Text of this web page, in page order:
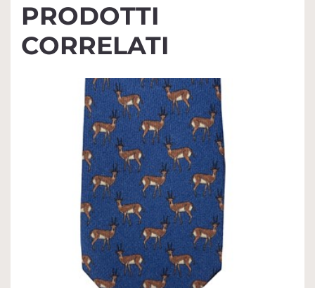
PRODOTTI
CORRELATI